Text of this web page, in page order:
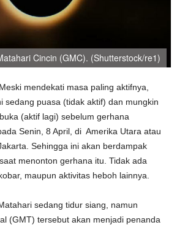
Cincin (GMC). (Shutterstock/re1)
Meski mendekati masa paling aktifnya,
sedang puasa (tidak aktif) dan mungkin
(aktif lagi) sebelum gerhana
Senin, 8 April, di Amerika Utara atau
Sehingga ini akan berdampak
menonton gerhana itu. Tidak ada
maupun aktivitas heboh lainnya.
sedang tidur siang, namun
(GMT) tersebut akan menjadi penanda